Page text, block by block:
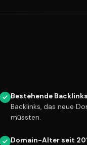
Bestehende Backlinks
Backlinks, das neue
müssten.
Domain-Alter seit